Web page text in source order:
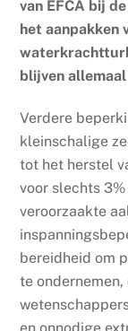
van EFCA bij
het aanpakken
blijven
Verdere
kleinschalige
tot het herstel
voor slechts
veroorzaakte
bereidheid om
te
en onnodige